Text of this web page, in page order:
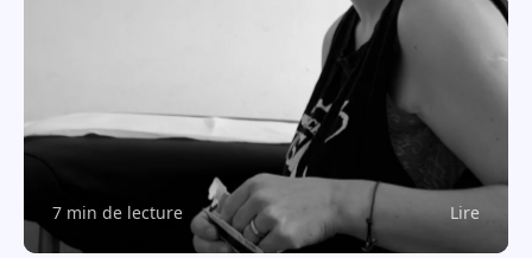
7 min de lecture Lire